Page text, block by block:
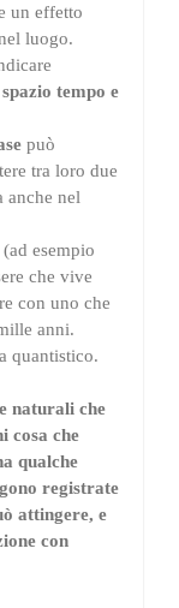
un effetto
luogo.
tempo e
può
tra loro due
anche nel
esempio
che vive
con uno che
anni.
quantistico.
naturali che
cosa che
qualche
registrate
attingere, e
con